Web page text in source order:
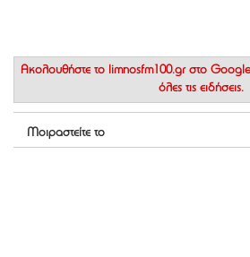
Ακολουθήστε το limnosfm100.gr στο
όλες τις ειδήσεις.
Μοιραστείτε το